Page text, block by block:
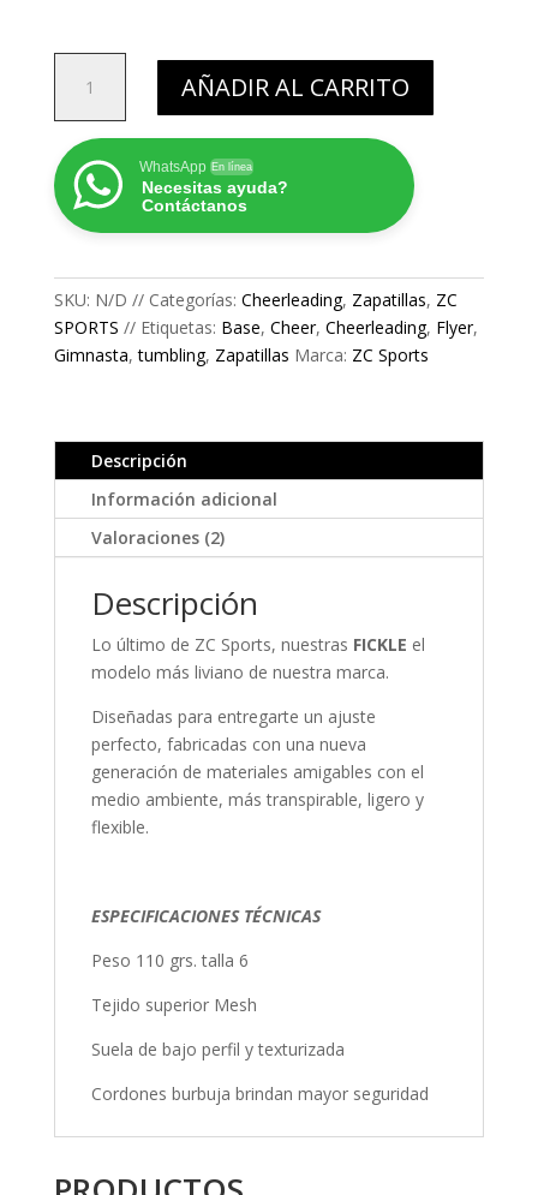
ZC
FICKLE
WHITE
CANTIDAD
AÑADIR AL CARRITO
WhatsApp En línea
Necesitas ayuda?
Contáctanos
SKU: N/D Categorías: Cheerleading, Zapatillas, ZC
SPORTS
Etiquetas: Base, Cheer, Cheerleading, Flyer,
Gimnasta,tumbling, Zapatillas Marca: ZC Sports
Descripción
Información adicional
Valoraciones (2)
Descripción
Lo último de ZC Sports, nuestras FICKLE el
modelo más liviano de nuestra marca.
Diseñadas para entregarte un ajuste
perfecto, fabricadas con una nueva
generación de materiales amigables con el
medio ambiente, más transpirable, ligero y
flexible.
ESPECIFICACIONES TÉCNICAS
Peso 110 grs. talla 6
Tejido superior Mesh
Suela de bajo perfil y texturizada
Cordones burbuja brindan mayor seguridad